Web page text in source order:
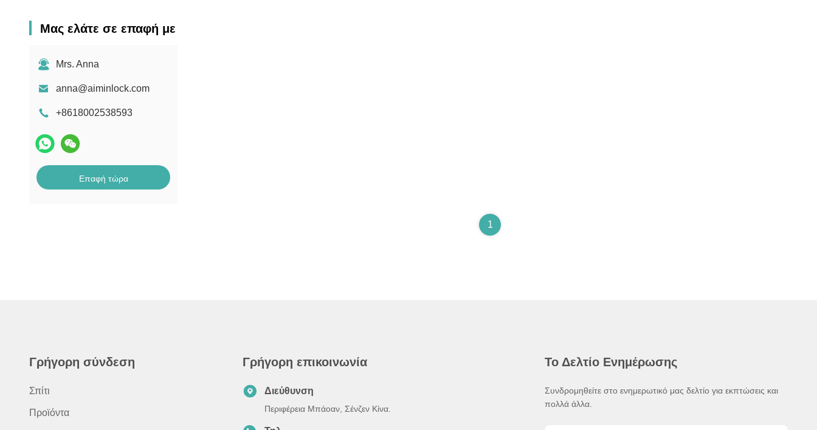
Μας ελάτε σε επαφή με
Mrs. Anna
anna@aiminlock.com
+8618002538593
Επαφή τώρα
1
Γρήγορη σύνδεση
Σπίτι
Προϊόντα
Γρήγορη επικοινωνία
Διεύθυνση
Περιφέρεια Μπάοαν, Σένζεν Κίνα.
Το Δελτίο Ενημέρωσης
Συνδρομηθείτε στο ενημερωτικό μας δελτίο για εκπτώσεις και
πολλά άλλα.